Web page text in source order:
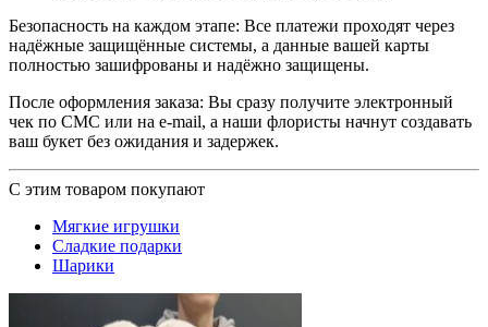
Безопасность на каждом этапе: Все платежи проходят через
надёжные защищённые системы, а данные вашей карты
полностью зашифрованы и надёжно защищены.
После оформления заказа: Вы сразу получите электронный
чек по СМС или на e-mail, а наши флористы начнут создавать
ваш букет без ожидания и задержек.
С этим товаром покупают
Мягкие игрушки
Сладкие подарки
Шарики